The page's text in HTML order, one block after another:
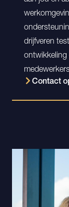
drijfveren
ontwikkeling
Contact